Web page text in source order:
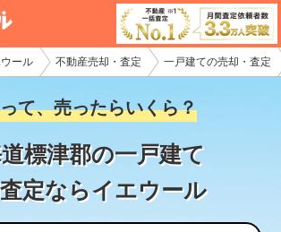
ール 不動産売却・査定 一戸建ての売却・査定
て、売ったらいくら？
標津郡の一戸建て
定ならイエウール
の不動産会社様
括査定